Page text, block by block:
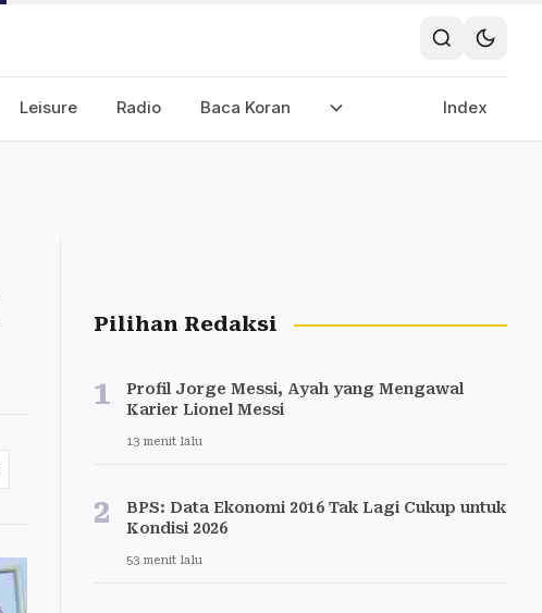
Leisure Radio Baca Koran Index
Pilihan Redaksi
1
Profil Jorge Messi, Ayah yang Mengawal
Karier Lionel Messi
13 menit lalu
2
BPS: Data Ekonomi 2016 Tak Lagi Cukup untuk
Kondisi 2026
53 menit lalu